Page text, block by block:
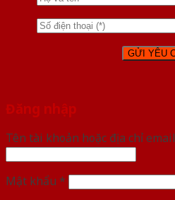
Đăng nhập
Tên tài khoản hoặc địa chỉ email
Mật khẩu *